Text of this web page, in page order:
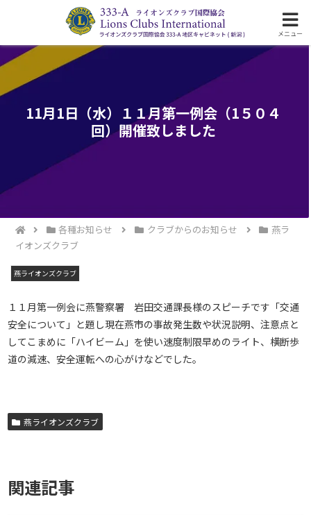
ライオンズクラブ国際協会333-A地区の活動
11月1日（水）１１月第一例会（1５０４
回）開催致しました
各種お知らせ クラブからのお知らせ
燕ラ
イオンズクラブ
燕ライオンズクラブ
１１月第一例会に燕警察署 岩田交通課長様のスピーチです「交通
安全について」と題し現在燕市の事故発生数や状況説明、注意点と
してこまめに「ハイビーム」を使い速度制限早めのライト、横断歩
道の減速、安全運転への心がけなどでした。
燕ライオンズクラブ
関連記事
メニュー